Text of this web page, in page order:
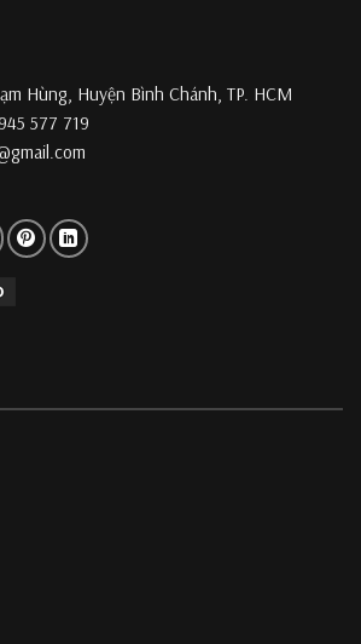
Hùng, Huyện Bình Chánh, TP. HCM
577 719